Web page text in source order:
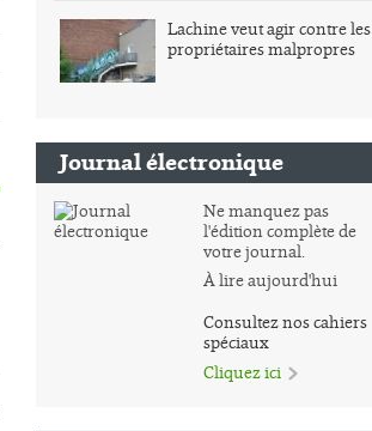
Lachine veut agir contre les
propriétaires malpropres
Journal électronique
Ne manquez pas
l'édition complète de
votre journal.
À lire aujourd'hui
Consultez nos cahiers
spéciaux
Cliquez ici